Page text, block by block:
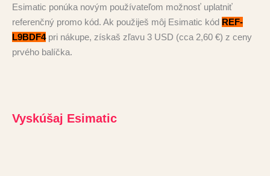
Esimatic ponúka novým používateľom možnosť uplatniť
referenčný promo kód. Ak použiješ môj Esimatic kód REF-
L9BDF4pri nákupe, získaš zľavu 3 USD (cca 2,60 €) z ceny
prvého balíčka.
Vyskúšaj Esimatic